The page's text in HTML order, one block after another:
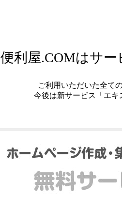
便利屋.COMはサ
ご利用いただいた全て
今後は新サービス「エ